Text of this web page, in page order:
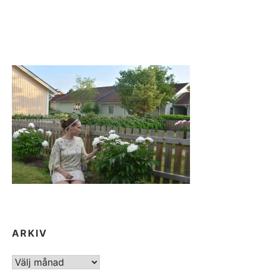
ARKIV
ARKIV